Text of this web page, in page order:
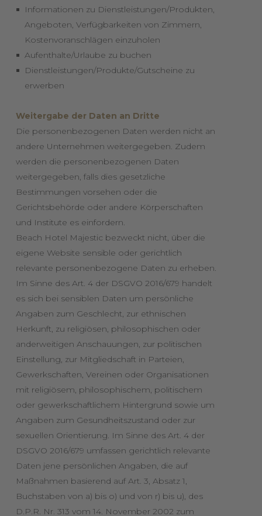
Informationen zu Dienstleistungen/Produkten,
Angeboten, Verfügbarkeiten von Zimmern,
Kostenvoranschlägen einzuholen
Aufenthalte/Urlaube zu buchen
Dienstleistungen/Produkte/Gutscheine zu
erwerben
Weitergabe der Daten an Dritte
Die personenbezogenen Daten werden nicht an
andere Unternehmen weitergegeben. Zudem
werden die personenbezogenen Daten
weitergegeben, falls dies gesetzliche
Bestimmungen vorsehen oder die
Gerichtsbehörde oder andere Körperschaften
und Institute es einfordern.
Beach Hotel Majestic bezweckt nicht, über die
eigene Website sensible oder gerichtlich
relevante personenbezogene Daten zu erheben.
Im Sinne des Art. 4 der DSGVO 2016/679 handelt
es sich bei sensiblen Daten um persönliche
Angaben zum Geschlecht, zur ethnischen
Herkunft, zu religiösen, philosophischen oder
anderweitigen Anschauungen, zur politischen
Einstellung, zur Mitgliedschaft in Parteien,
Gewerkschaften, Vereinen oder Organisationen
mit religiösem, philosophischem, politischem
oder gewerkschaftlichem Hintergrund sowie um
Angaben zum Gesundheitszustand oder zur
sexuellen Orientierung. Im Sinne des Art. 4 der
DSGVO 2016/679 umfassen gerichtlich relevante
Daten jene persönlichen Angaben, die auf
Maßnahmen basierend auf Art. 3, Absatz 1,
Buchstaben von a) bis o) und von r) bis u), des
D.P.R. Nr. 313 vom 14. November 2002 zum